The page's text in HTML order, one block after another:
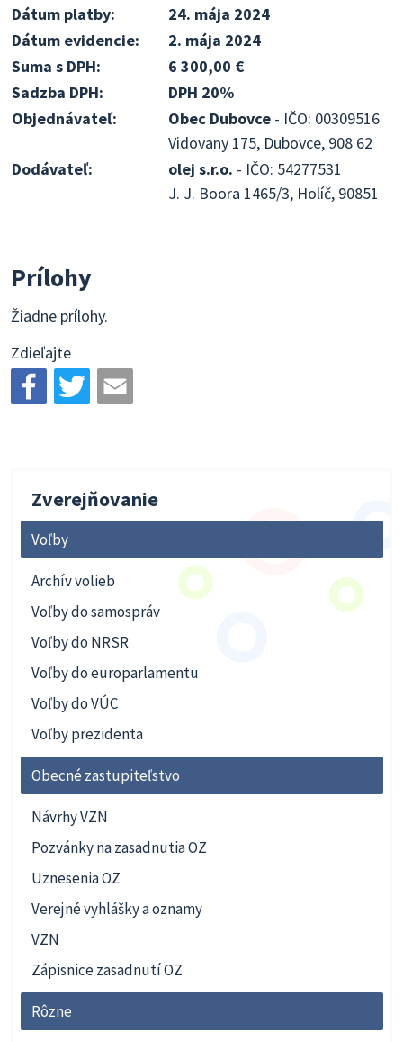
Dátum platby:
24. mája 2024
Dátum evidencie:
2. mája 2024
Suma s DPH:
6 300,00 €
Sadzba DPH:
DPH 20%
Objednávateľ:
Obec Dubovce - IČO: 00309516
Vidovany 175, Dubovce, 908 62
Dodávateľ:
olej s.r.o. - IČO: 54277531
J. J. Boora 1465/3, Holíč, 90851
Prílohy
Žiadne prílohy.
Zdieľajte
Zverejňovanie
Voľby
Archív volieb
Voľby do samospráv
Voľby do NRSR
Voľby do europarlamentu
Voľby do VÚC
Voľby prezidenta
Obecné zastupiteľstvo
Návrhy VZN
Pozvánky na zasadnutia OZ
Uznesenia OZ
Verejné vyhlášky a oznamy
VZN
Zápisnice zasadnutí OZ
Rôzne